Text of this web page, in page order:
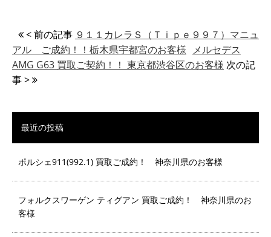
< 前の記事 ９１１カレラＳ（Ｔｉｐｅ９９７）マニュ
アル ご成約！！栃木県宇都宮のお客様 メルセデス
AMG G63 買取ご契約！！ 東京都渋谷区のお客様 次の記
事 >
最近の投稿
ポルシェ911(992.1) 買取ご成約！ 神奈川県のお客様
フォルクスワーゲン ティグアン 買取ご成約！ 神奈川県のお
客様